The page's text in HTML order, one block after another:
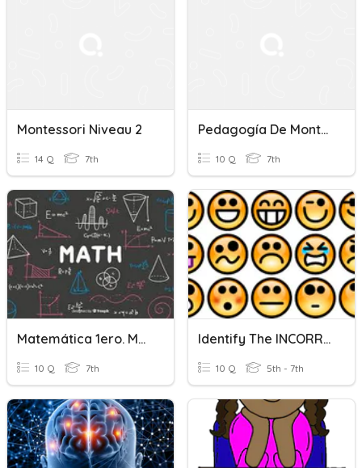
Montessori Niveau 2
14 Q 7th
Pedagogía De Montessori
10 Q 7th
Matemática 1ero. Montessori
10 Q 7th
Identify The INCORRECT EMOTION
10 Q 5th - 7th